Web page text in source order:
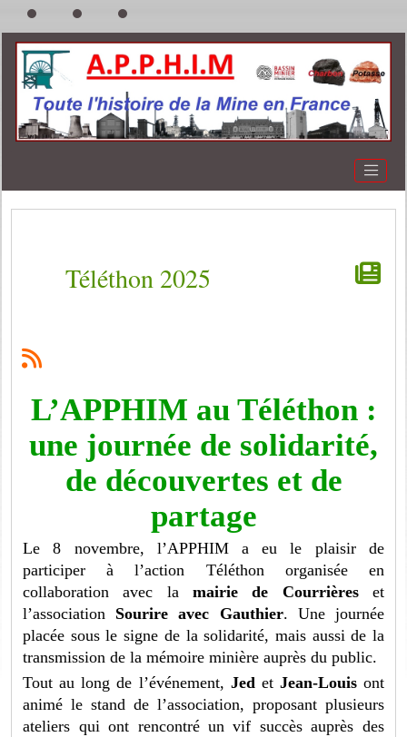
Téléthon 2025
L’APPHIM au Téléthon :
une journée de solidarité,
de découvertes et de
partage
Le 8 novembre, l’APPHIM a eu le plaisir de
participer à l’action Téléthon organisée en
collaboration avec la mairie de Courrièreset
l’association Sourire avec Gauthier. Une journée
placée sous le signe de la solidarité, mais aussi de la
transmission de la mémoire minière auprès du public.
Tout au long de l’événement, Jedet Jean-Louisont
animé le stand de l’association, proposant plusieurs
ateliers qui ont rencontré un vif succès auprès des